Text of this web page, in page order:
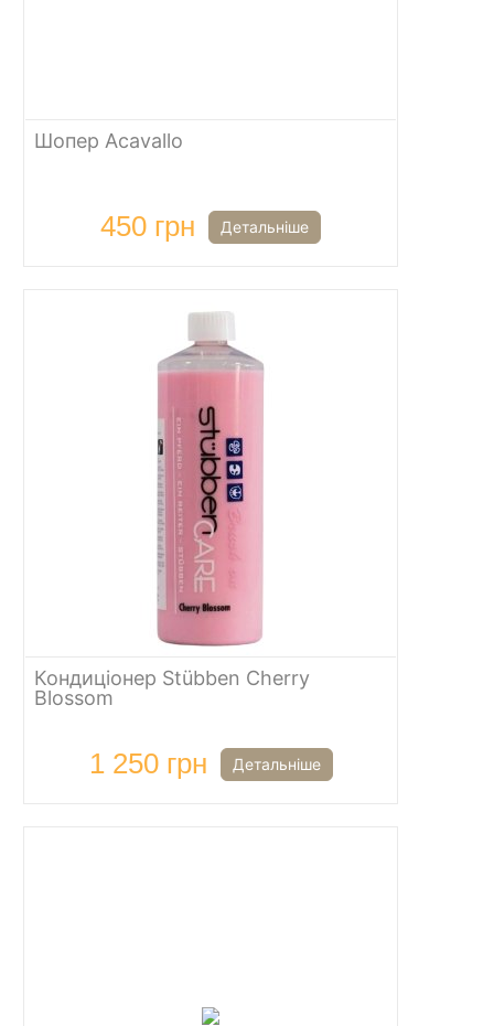
Шопер Acavallo
450 грн Детальніше
Кондиціонер Stübben Cherry
Blossom
1 250 грн Детальніше